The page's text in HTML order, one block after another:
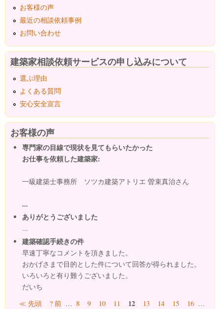
お客様の声
最近の相談依頼事例
お問い合わせ
建築家相談依頼サービスの申し込みについて
選ぶ理由
よくある質問
安心安全宣言
お客様の声
専門家の目線で現状を見てもらいたかった
お仕事を依頼した建築家:
一級建築士事務所 ソツカ建築アトリエ 曽束真治さん
...
ありがとうございました
...
建築確認手続きの件
早速丁寧なコメントを頂きました。
おかげさまで目的とした件について回答が得られました。
いろいろと有り難うございました。
だいち
ページ
≪ 先頭 ? 前 … 8 9 10 11 12 13 14 15 16 …